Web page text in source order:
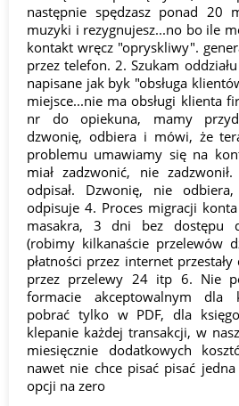
następnie spędzasz ponad 20
muzyki i rezygnujesz...no bo ile
kontakt wręcz "opryskliwy".
przez telefon. 2. Szukam
napisane jak byk "obsługa
miejsce...nie ma obsługi klienta
nr do opiekuna, mamy
dzwonię, odbiera i mówi, że
problemu umawiamy się na
miał zadzwonić, nie
odpisał. Dzwonię, nie
odpisuje 4. Proces migracji
masakra, 3 dni bez dostępu
(robimy kilkanaście przelewów
płatności przez internet
przez przelewy 24 itp 6. Nie
formacie akceptowalnym dla
pobrać tylko w PDF, dla
klepanie każdej transakcji, w
miesięcznie dodatkowych
nawet nie chce pisać pisać
opcji na zero